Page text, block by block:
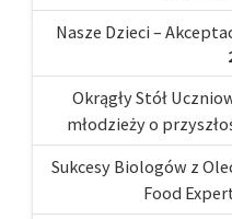
Nasze Dzieci –
Okrągły Stół
młodzieży o
Sukcesy Biologów z
Food